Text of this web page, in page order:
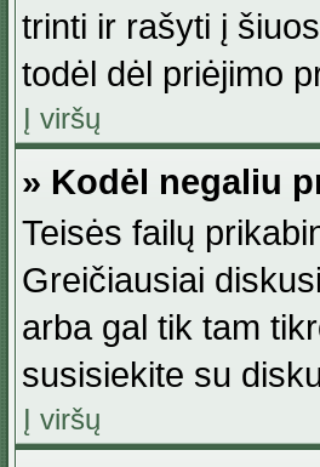
trinti ir rašyti į
todėl dėl priėjimo
Į viršų
» Kodėl negaliu
Teisės failų
Greičiausiai
arba gal tik tam
susisiekite su
Į viršų